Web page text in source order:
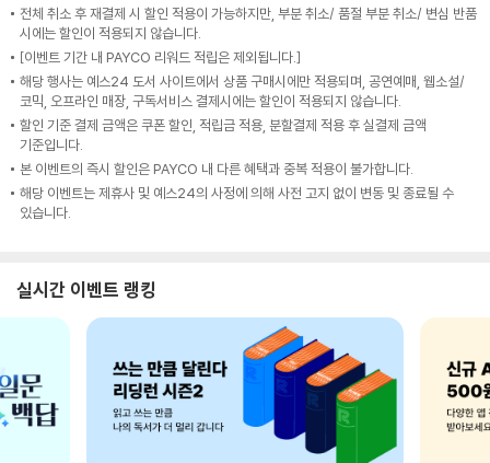
전체 취소 후 재결제 시 할인 적용이 가능하지만, 부분 취소/ 품절 부분 취소/ 변심 반품
시에는 할인이 적용되지 않습니다.
[이벤트 기간 내 PAYCO 리워드 적립은 제외됩니다.]
해당 행사는 예스24 도서 사이트에서 상품 구매시에만 적용되며, 공연예매, 웹소설/
코믹, 오프라인 매장, 구독서비스 결제시에는 할인이 적용되지 않습니다.
할인 기준 결제 금액은 쿠폰 할인, 적립금 적용, 분할결제 적용 후 실결제 금액
기준입니다.
본 이벤트의 즉시 할인은 PAYCO 내 다른 혜택과 중복 적용이 불가합니다.
해당 이벤트는 제휴사 및 예스24의 사정에 의해 사전 고지 없이 변동 및 종료될 수
있습니다.
실시간 이벤트 랭킹